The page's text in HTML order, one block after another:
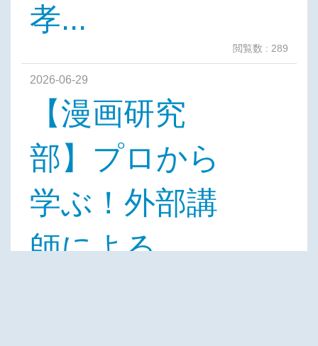
孝...
閲覧数 : 289
2026-06-29
【漫画研究
部】プロから
学ぶ！外部講
師による